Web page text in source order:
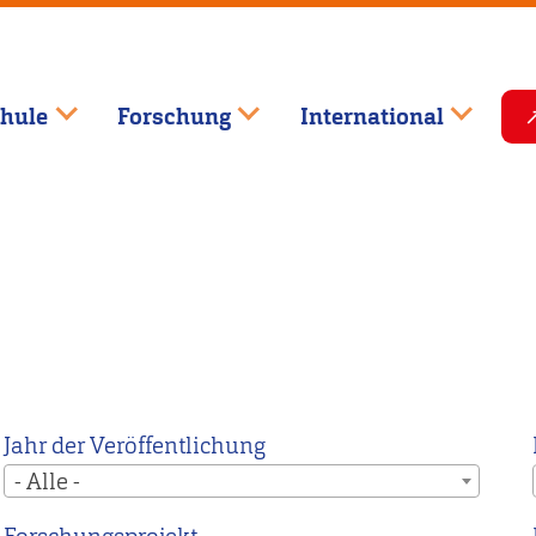
Forschung International
Jahr der Veröffentlichung
- Alle -